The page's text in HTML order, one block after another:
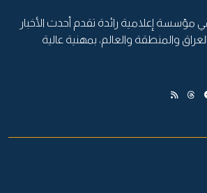
مؤسسة إعلامية رائدة تقدم أحدث الأخبار
والمنطقة والعالم، بمهنية عالية